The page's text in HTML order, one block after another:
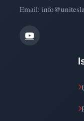
Email: